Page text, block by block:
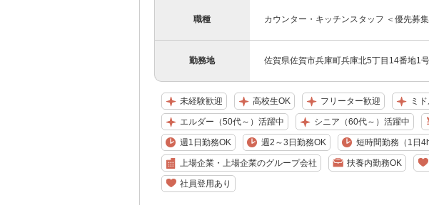
職種 カウンター・キッチンスタッフ ＜優先
勤務地 佐賀県佐賀市兵庫町兵庫北5丁目14番地1号
未経験歓迎 高校生OK フリーター歓迎 ミ
エルダー（50代～）活躍中 シニア（60代～）活躍中
週1日勤務OK 週2～3日勤務OK 短時間勤務（1日
上場企業・上場企業のグループ会社 扶養内勤務OK
社員登用あり